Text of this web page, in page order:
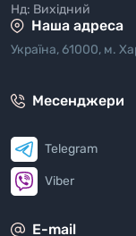
Нд: Вихідний
Наша адреса
Україна, 61000, м.
Месенджери
Telegram
Viber
E-mail